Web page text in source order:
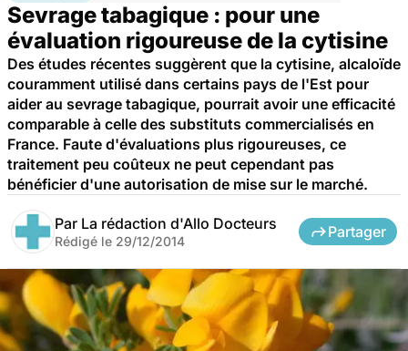
Sevrage tabagique : pour une
évaluation rigoureuse de la cytisine
Des études récentes suggèrent que la cytisine, alcaloïde
couramment utilisé dans certains pays de l'Est pour
aider au sevrage tabagique, pourrait avoir une efficacité
comparable à celle des substituts commercialisés en
France. Faute d'évaluations plus rigoureuses, ce
traitement peu coûteux ne peut cependant pas
bénéficier d'une autorisation de mise sur le marché.
Par La rédaction d'Allo Docteurs
Rédigé le 29/12/2014
Partager